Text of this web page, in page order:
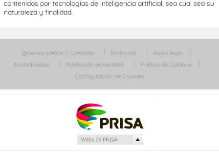
contenidos por tecnologías de inteligencia artificial, sea cual sea su
naturaleza y finalidad.
Quiénes somos / Contacta Emisoras
Aviso legal
Accesibilidad
Política de privacidad
Política de Cookies
Configuración de Cookies